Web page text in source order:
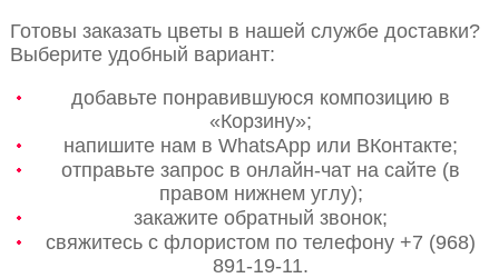
Готовы заказать цветы в нашей службе доставки?
Выберите удобный вариант:
добавьте понравившуюся композицию в
«Корзину»;
напишите нам в WhatsApp или ВКонтакте;
отправьте запрос в онлайн-чат на сайте (в
правом нижнем углу);
закажите обратный звонок;
свяжитесь с флористом по телефону +7 (968)
891-19-11.